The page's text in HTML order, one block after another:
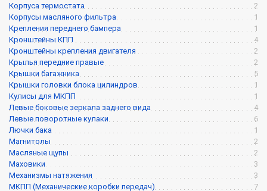
Корпуса термостата
2
Корпусы масляного фильтра
1
Крепления переднего бампера
1
Кронштейны КПП
4
Кронштейны крепления двигателя
2
Крылья передние правые
2
Крышки багажника
5
Крышки головки блока цилиндров
1
Кулисы для МКПП
1
Левые боковые зеркала заднего вида
4
Левые поворотные кулаки
6
Лючки бака
1
Магнитолы
2
Масляные щупы
2
Маховики
3
Механизмы натяжения
3
МКПП (Механические коробки передач)
7